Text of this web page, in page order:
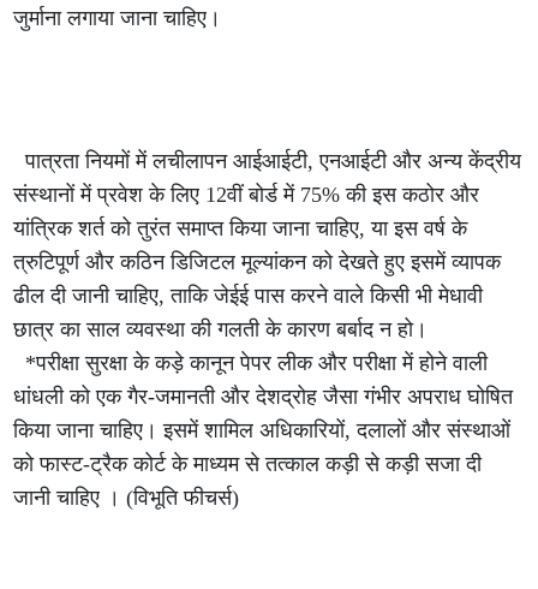
जुर्माना लगाया जाना चाहिए।
पात्रता नियमों में लचीलापन आईआईटी, एनआईटी और अन्य केंद्रीय
संस्थानों में प्रवेश के लिए 12वीं बोर्ड में 75% की इस कठोर और
यांत्रिक शर्त को तुरंत समाप्त किया जाना चाहिए, या इस वर्ष के
त्रुटिपूर्ण और कठिन डिजिटल मूल्यांकन को देखते हुए इसमें व्यापक
ढील दी जानी चाहिए, ताकि जेईई पास करने वाले किसी भी मेधावी
छात्र का साल व्यवस्था की गलती के कारण बर्बाद न हो।
*परीक्षा सुरक्षा के कड़े कानून पेपर लीक और परीक्षा में होने वाली
धांधली को एक गैर-जमानती और देशद्रोह जैसा गंभीर अपराध घोषित
किया जाना चाहिए। इसमें शामिल अधिकारियों, दलालों और संस्थाओं
को फास्ट-ट्रैक कोर्ट के माध्यम से तत्काल कड़ी से कड़ी सजा दी
जानी चाहिए । (विभूति फीचर्स)